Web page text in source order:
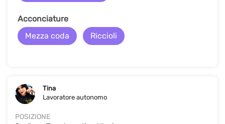
Acconciature
Mezza coda
Riccioli
Tina
Lavoratore autonomo
POSIZIONE